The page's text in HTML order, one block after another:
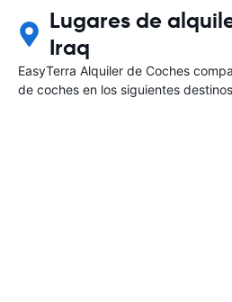
Lugares de
Iraq
EasyTerra Alquiler de Coches
de coches en los siguientes destinos